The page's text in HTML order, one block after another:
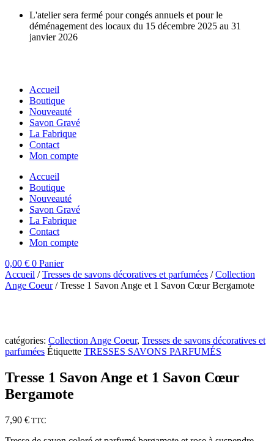
Aller
contenu
L'atelier sera fermé pour congés annuels et pour le
déménagement des locaux du 15 décembre 2025 au 31
janvier 2026
Accueil
Boutique
Nouveauté
Savon Gravé
La Fabrique
Contact
Mon compte
Accueil
Boutique
Nouveauté
Savon Gravé
La Fabrique
Contact
Mon compte
0,00 € 0 Panier
Accueil /Tresses de savons décoratives et parfumées /Collection
Ange Coeur/ Tresse 1 Savon Ange et 1 Savon Cœur Bergamote
catégories: Collection Ange Coeur, Tresses de savons décoratives et
parfumées Étiquette TRESSES SAVONS PARFUMÉS
Tresse 1 Savon Ange et 1 Savon Cœur
Bergamote
7,90 € TTC